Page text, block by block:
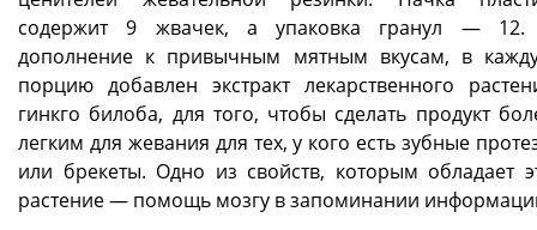
содержит 9 жвачек, а упаковка гранул —
дополнение к привычным мятным вкусам, в
порцию добавлен экстракт лекарственного
гинкго билоба, для того, чтобы сделать продукт
легким для жевания для тех, у кого есть зубные
или брекеты. Одно из свойств, которым обладает
растение — помощь мозгу в запоминании